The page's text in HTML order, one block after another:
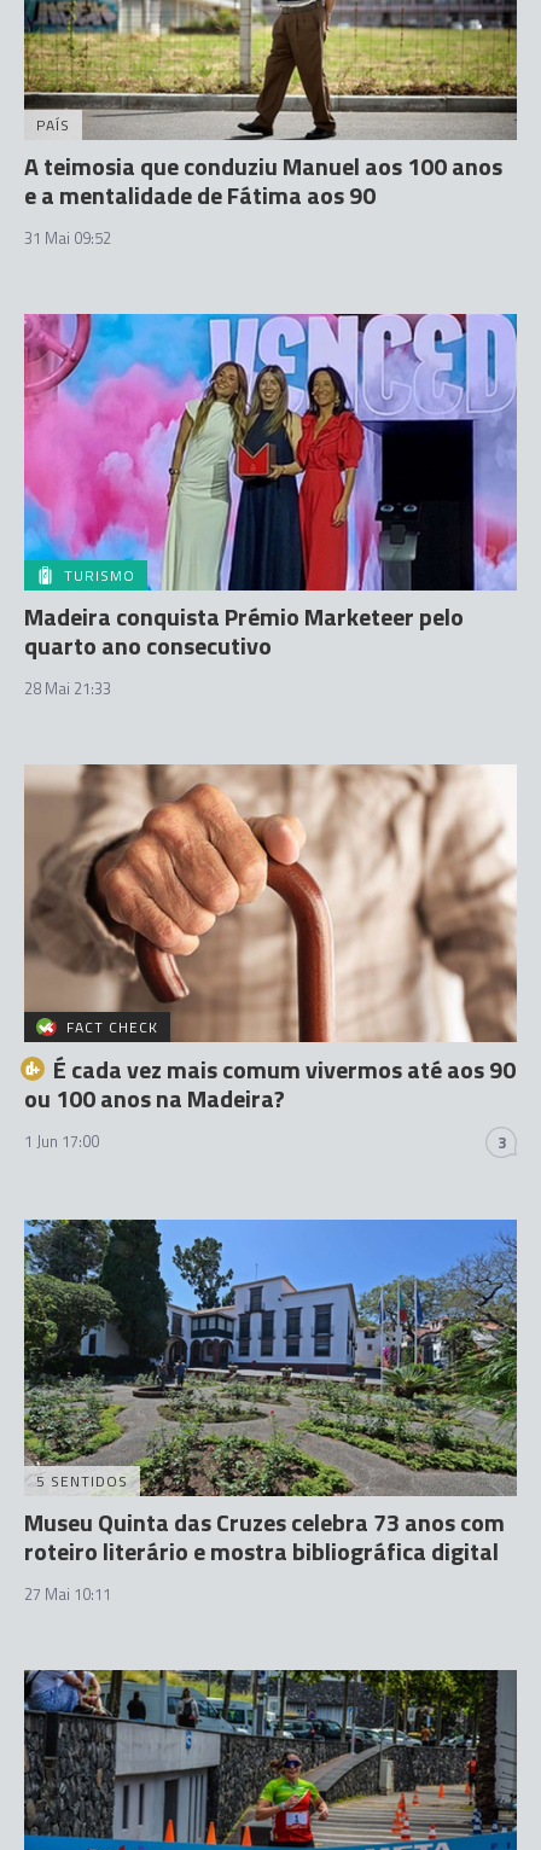
PAÍS
A teimosia que conduziu Manuel aos 100 anos
e a mentalidade de Fátima aos 90
31 Mai 09:52
TURISMO
Madeira conquista Prémio Marketeer pelo
quarto ano consecutivo
28 Mai 21:33
FACT CHECK
É cada vez mais comum vivermos até aos 90
ou 100 anos na Madeira?
1 Jun 17:00 3
5 SENTIDOS
Museu Quinta das Cruzes celebra 73 anos com
roteiro literário e mostra bibliográfica digital
27 Mai 10:11